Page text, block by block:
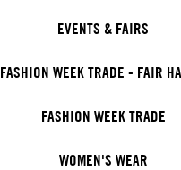
EVENTS & FAIRS
FASHION WEEK TRADE - FAIR
FASHION WEEK TRADE
WOMEN'S WEAR